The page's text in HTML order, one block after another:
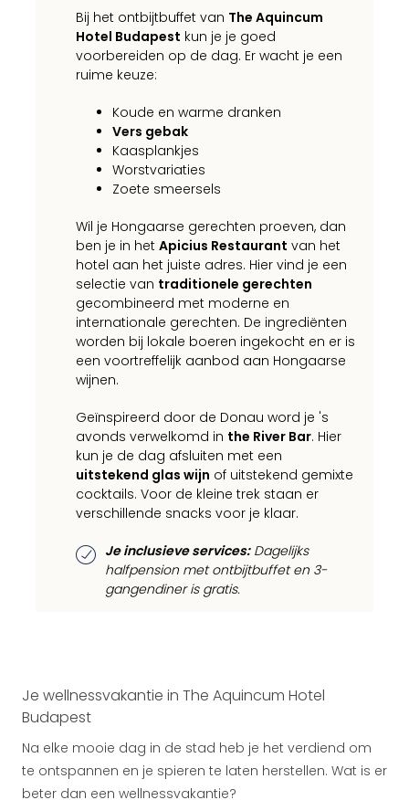
Bij het ontbijtbuffet van The Aquincum
Hotel Budapest kun je je goed
voorbereiden op de dag. Er wacht je een
ruime keuze:
Koude en warme dranken
Vers gebak
Kaasplankjes
Worstvariaties
Zoete smeersels
Wil je Hongaarse gerechten proeven, dan
ben je in het Apicius Restaurant van het
hotel aan het juiste adres. Hier vind je een
selectie van traditionele gerechten
gecombineerd met moderne en
internationale gerechten. De ingrediënten
worden bij lokale boeren ingekocht en er is
een voortreffelijk aanbod aan Hongaarse
wijnen.
Geïnspireerd door de Donau word je 's
avonds verwelkomd in the River Bar. Hier
kun je de dag afsluiten met een
uitstekend glas wijn of uitstekend gemixte
cocktails. Voor de kleine trek staan er
verschillende snacks voor je klaar.
Je inclusieve services:Dagelijks
halfpension met ontbijtbuffet en 3-
gangendiner is gratis.
Je wellnessvakantie in The Aquincum Hotel
Budapest
Na elke mooie dag in de stad heb je het verdiend om
te ontspannen en je spieren te laten herstellen. Wat is er
beter dan een wellnessvakantie?